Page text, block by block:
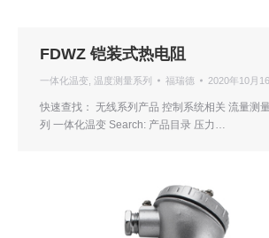
FDWZ 铠装式热电阻
一体化温变 温度测量系列 福瑞德 2020年10月
快速查找： 无线系列产品 控制系统相关 流量测
列 一体化温变 Search: 产品目录 压力…